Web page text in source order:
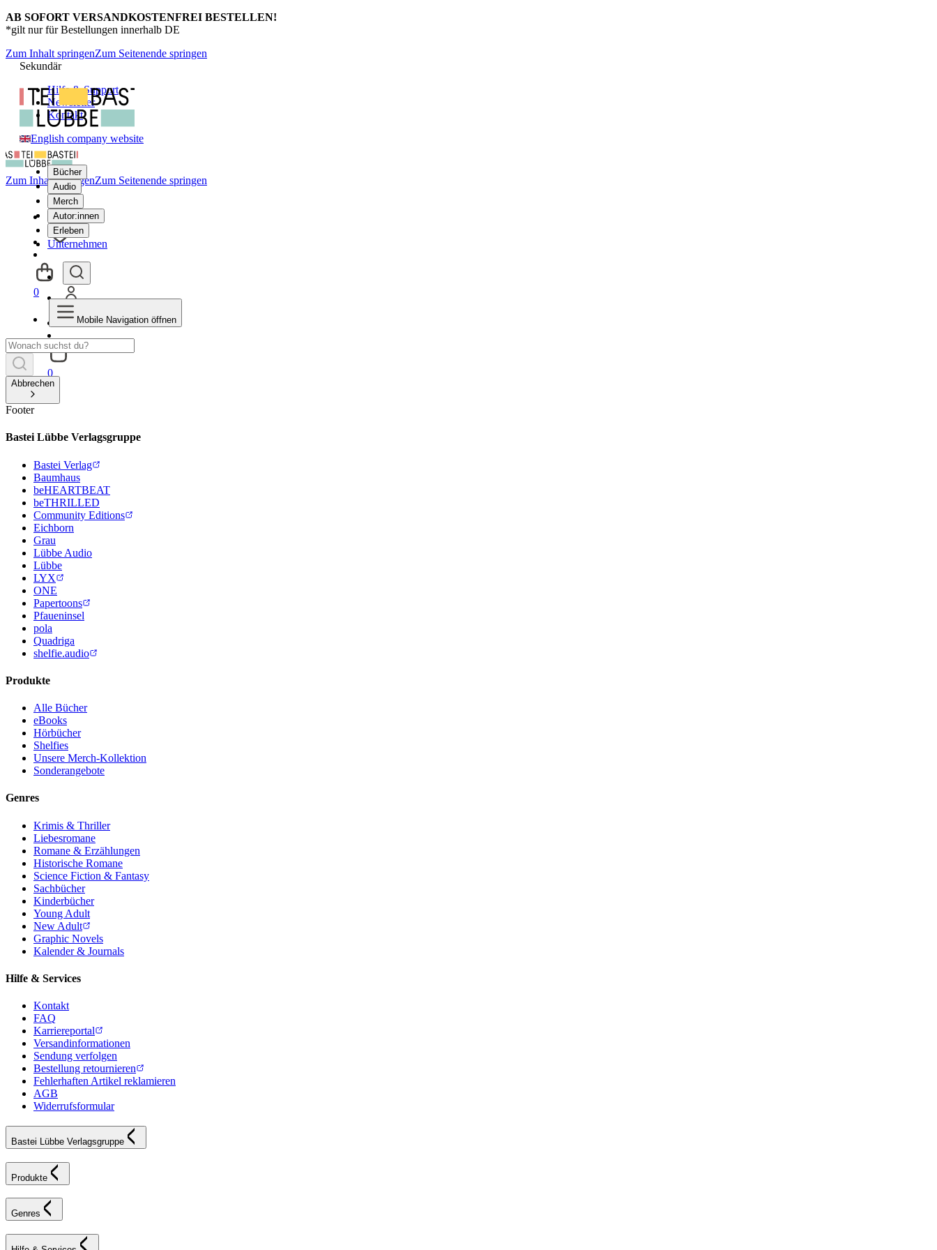
AB SOFORT VERSANDKOSTENFREI BESTELLEN!
*gilt nur für Bestellungen innerhalb DE
Zum Inhalt springenZum Seitenende springen
Sekundär
Hilfe & Support
Newsletter
Kontakt
English company website
Bücher
Audio
Merch
Autor:innen
Erleben
Unternehmen
0
Zum Inhalt springenZum Seitenende springen
0
Mobile Navigation öffnen
Abbrechen
Footer
Bastei Lübbe Verlagsgruppe
Bastei Verlag
Baumhaus
beHEARTBEAT
beTHRILLED
Community Editions
Eichborn
Grau
Lübbe Audio
Lübbe
LYX
ONE
Papertoons
Pfaueninsel
pola
Quadriga
shelfie.audio
Produkte
Alle Bücher
eBooks
Hörbücher
Shelfies
Unsere Merch-Kollektion
Sonderangebote
Genres
Krimis & Thriller
Liebesromane
Romane & Erzählungen
Historische Romane
Science Fiction & Fantasy
Sachbücher
Kinderbücher
Young Adult
New Adult
Graphic Novels
Kalender & Journals
Hilfe & Services
Kontakt
FAQ
Karriereportal
Versandinformationen
Sendung verfolgen
Bestellung retournieren
Fehlerhaften Artikel reklamieren
AGB
Widerrufsformular
Bastei Lübbe Verlagsgruppe
Produkte
Genres